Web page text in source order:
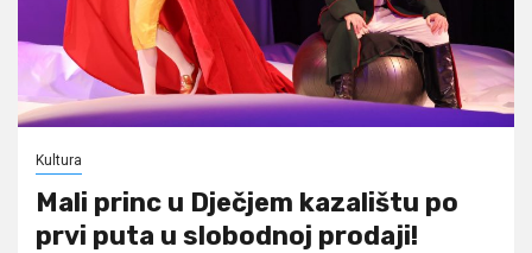
Kultura
Mali princ u Dječjem kazalištu po
prvi puta u slobodnoj prodaji!